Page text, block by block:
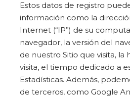
Estos datos de registro
información como la
Internet (“IP”) de su
navegador, la versión del
de nuestro Sitio que visita, la
visita, el tiempo dedicado a
Estadísticas. Además,
de terceros, como Google